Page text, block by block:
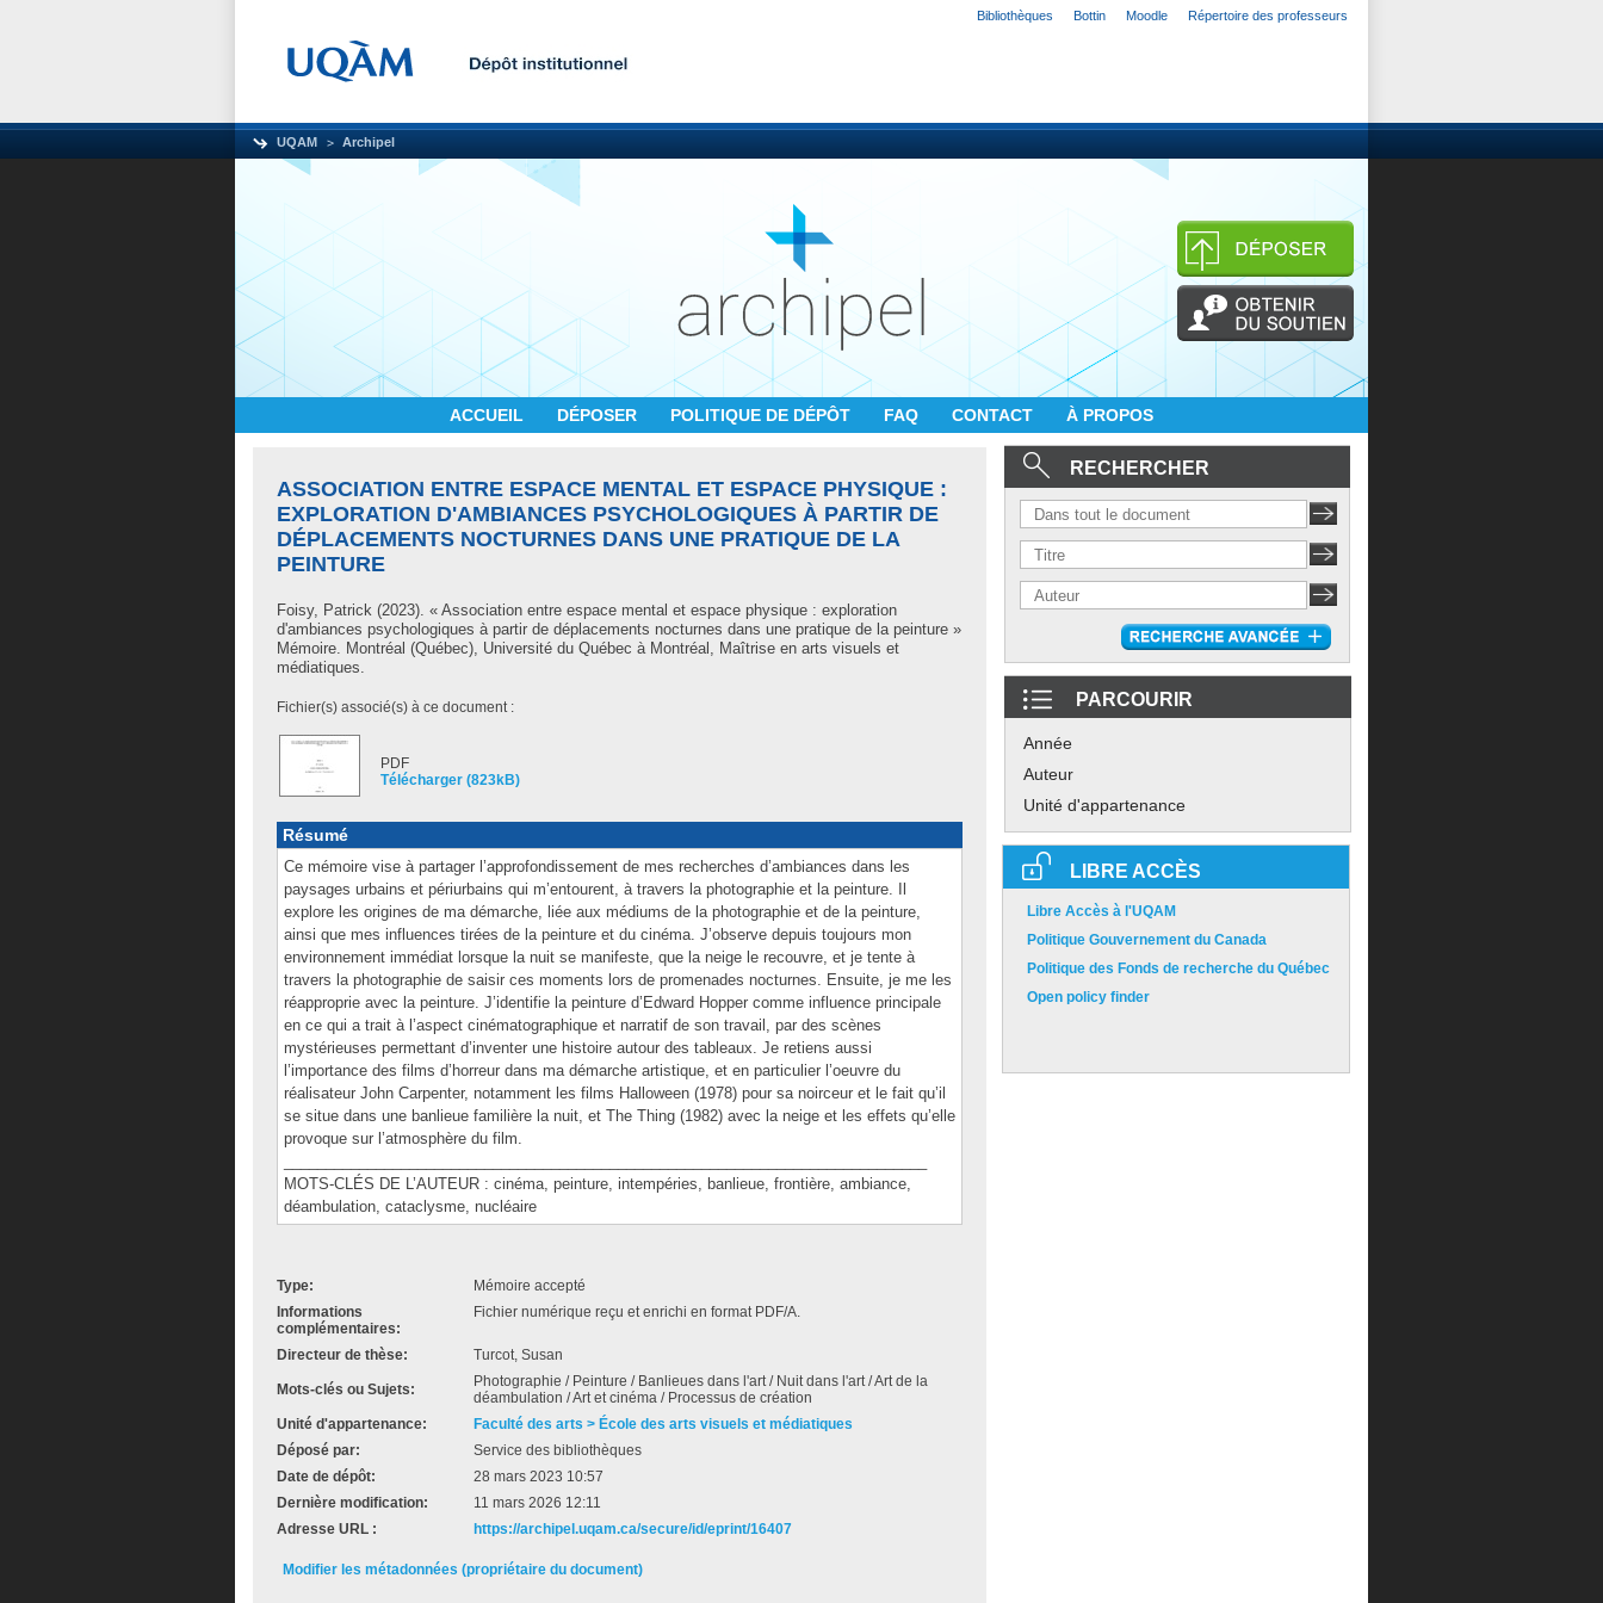
Bibliothèques Bottin Moodle Répertoire des professeurs
UQAM Archipel
ACCUEIL DÉPOSER POLITIQUE DE DÉPÔT FAQ CONTACT À PROPOS
ASSOCIATION ENTRE ESPACE MENTAL ET ESPACE PHYSIQUE :
EXPLORATION D'AMBIANCES PSYCHOLOGIQUES À PARTIR DE
DÉPLACEMENTS NOCTURNES DANS UNE PRATIQUE DE LA
PEINTURE
Foisy, Patrick (2023). « Association entre espace mental et espace physique : exploration
d'ambiances psychologiques à partir de déplacements nocturnes dans une pratique de la peinture »
Mémoire. Montréal (Québec), Université du Québec à Montréal, Maîtrise en arts visuels et
médiatiques.
Fichier(s) associé(s) à ce document :
PDF
Télécharger (823kB)
Résumé
Ce mémoire vise à partager l’approfondissement de mes recherches d’ambiances dans les
paysages urbains et périurbains qui m’entourent, à travers la photographie et la peinture. Il
explore les origines de ma démarche, liée aux médiums de la photographie et de la peinture,
ainsi que mes influences tirées de la peinture et du cinéma. J’observe depuis toujours mon
environnement immédiat lorsque la nuit se manifeste, que la neige le recouvre, et je tente à
travers la photographie de saisir ces moments lors de promenades nocturnes. Ensuite, je me les
réapproprie avec la peinture. J’identifie la peinture d’Edward Hopper comme influence principale
en ce qui a trait à l’aspect cinématographique et narratif de son travail, par des scènes
mystérieuses permettant d’inventer une histoire autour des tableaux. Je retiens aussi
l’importance des films d’horreur dans ma démarche artistique, et en particulier l’oeuvre du
réalisateur John Carpenter, notamment les films Halloween (1978) pour sa noirceur et le fait qu’il
se situe dans une banlieue familière la nuit, et The Thing (1982) avec la neige et les effets qu’elle
provoque sur l’atmosphère du film.
MOTS-CLÉS DE L’AUTEUR : cinéma, peinture, intempéries, banlieue, frontière, ambiance,
déambulation, cataclysme, nucléaire
Type:
Mémoire accepté
Informations
complémentaires:
Fichier numérique reçu et enrichi en format PDF/A.
Directeur de thèse: Turcot, Susan
Mots-clés ou Sujets:
Photographie / Peinture / Banlieues dans l'art / Nuit dans l'art / Art de la
déambulation / Art et cinéma / Processus de création
Unité d'appartenance:
Faculté des arts > École des arts visuels et médiatiques
Déposé par:
Service des bibliothèques
Date de dépôt:
28 mars 2023 10:57
Dernière modification:
11 mars 2026 12:11
Adresse URL :
https://archipel.uqam.ca/secure/id/eprint/16407
Modifier les métadonnées (propriétaire du document)
RECHERCHER
PARCOURIR
Année
Auteur
Unité d'appartenance
LIBRE ACCÈS
Libre Accès à l'UQAM
Politique Gouvernement du Canada
Politique des Fonds de recherche du Québec
Open policy finder